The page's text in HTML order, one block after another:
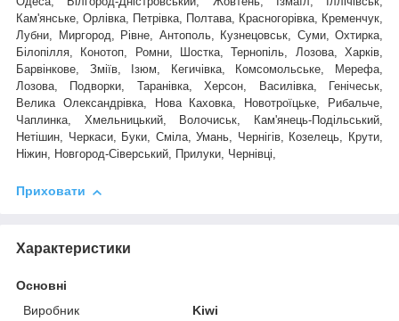
Кам'янське, Орлівка, Петрівка, Полтава, Красногорівка, Кременчук,
Лубни, Миргород, Рівне, Антополь, Кузнецовськ, Суми, Охтирка,
Білопілля, Конотоп, Ромни, Шостка, Тернопіль, Лозова, Харків,
Барвінкове, Зміїв, Ізюм, Кегичівка, Комсомольське, Мерефа,
Лозова, Подворки, Таранівка, Херсон, Василівка, Генічеськ,
Велика Олександрівка, Нова Каховка, Новотроїцьке, Рибальче,
Чаплинка, Хмельницький, Волочиськ, Кам'янець-Подільський,
Нетішин, Черкаси, Буки, Сміла, Умань, Чернігів, Козелець, Крути,
Ніжин, Новгород-Сіверський, Прилуки, Чернівці,
Приховати
Характеристики
Основні
Виробник
Kiwi